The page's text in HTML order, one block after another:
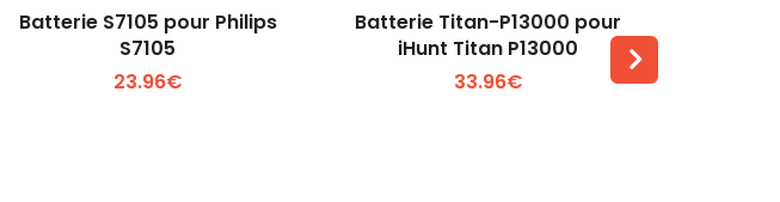
Voir plus +
Batterie S7105 pour Philips
S7105
23.96€
Voir plus +
Batterie Titan-P13000 pour
iHunt Titan P13000
33.96€